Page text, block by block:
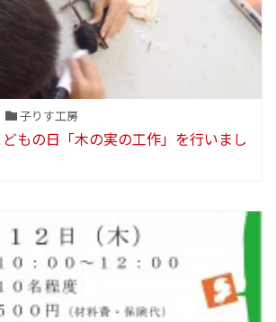
子りす工房
もの日「木の実の工作」を行いまし